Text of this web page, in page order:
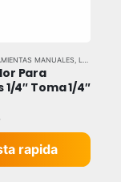
MANUALES, LLAVES Y DADOS
Para
4″ Toma 1/4″
5
rapida